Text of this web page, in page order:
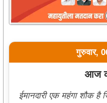
गुरुवार,
आज
ईमानदारी एक महंगा शौक